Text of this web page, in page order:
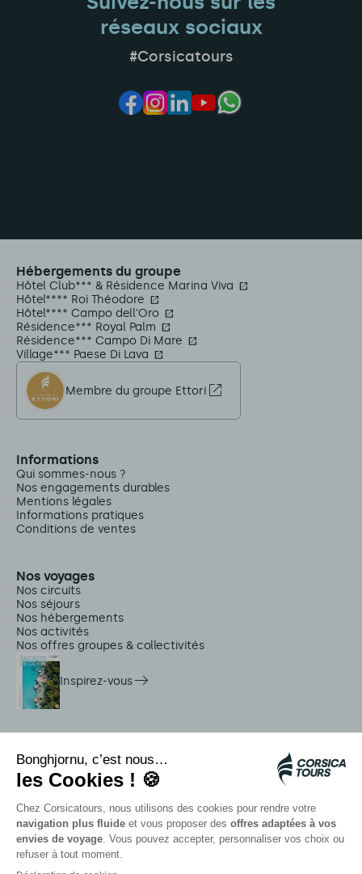
réseaux sociaux
#Corsicatours
Hébergements du groupe
Hôtel Club*** & Résidence Marina Viva
Hôtel**** Roi Théodore
Hôtel**** Campo dell'Oro
Résidence*** Royal Palm
Résidence*** Campo Di Mare
Village*** Paese Di Lava
Membre du groupe Ettori
Informations
Qui sommes-nous ?
Nos engagements durables
Mentions légales
Informations pratiques
Conditions de ventes
Nos voyages
Nos circuits
Nos séjours
Nos hébergements
Nos activités
Nos offres groupes & collectivités
Inspirez-vous
Navettes Citadina
Alerte méduse
Autocars rapides bleus
Contactez nos conseillers